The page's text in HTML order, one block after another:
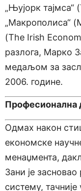
„Њујорк
„Макрополиса“
(The Irish
разлога, Марко
медаљом за
2006. године.
Професионална
Одмах након
економске
менаџмента,
Зани је
систему,